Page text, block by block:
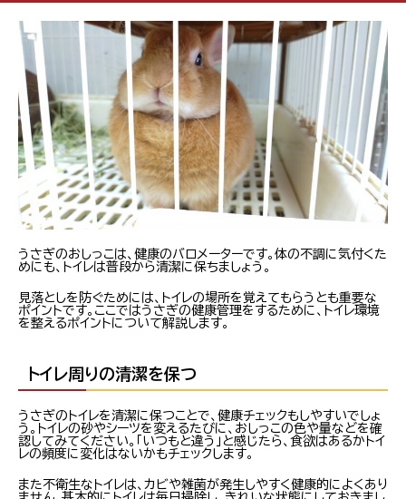
うさぎのおしっこは、健康のバロメーターです。体の不調に気付くた
めにも、トイレは普段から清潔に保ちましょう。
見落としを防ぐためには、トイレの場所を覚えてもらうとも重要な
ポイントです。ここではうさぎの健康管理をするために、トイレ環境
を整えるポイントについて解説します。
トイレ周りの清潔を保つ
うさぎのトイレを清潔に保つことで、健康チェックもしやすいでしょ
う。トイレの砂やシーツを変えるたびに、おしっこの色や量などを確
認してみてください。「いつもと違う」と感じたら、食欲はあるかトイ
レの頻度に変化はないかもチェックします。
また不衛生なトイレは、カビや雑菌が発生しやすく健康的によくあり